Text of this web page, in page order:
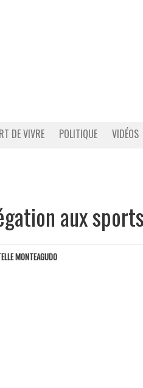
DE VIVRE POLITIQUE VIDÉOS
aux sports
MONTEAGUDO